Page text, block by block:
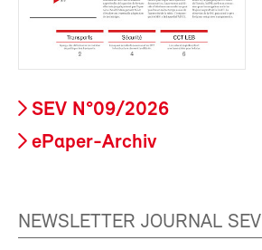
SEV N°09/2026
ePaper-Archiv
NEWSLETTER JOURNAL SEV